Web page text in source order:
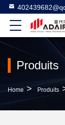
Produits
Home > Produits